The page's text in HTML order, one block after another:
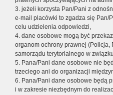
3. jeżeli korzysta Pan/Pani z
e-mail placówki to zgadza się Pan/
celu udzielenia odpowiedzi,
4. dane osobowe mogą być
organom ochrony prawnej (Policja,
samorządu terytorialnego w
5. Pana/Pani dane osobowe nie
trzeciego ani do organizacji
6. Pana/Pani dane osobowe będą
i w zakresie niezbędnym do